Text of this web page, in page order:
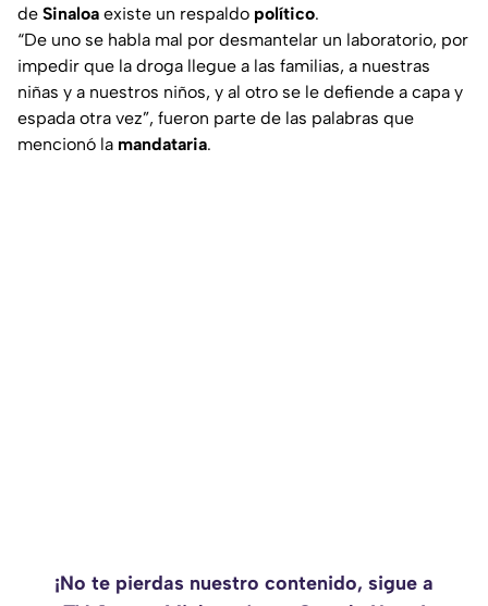
de Sinaloa existe un respaldo político.
“De uno se habla mal por desmantelar un laboratorio, por
impedir que la droga llegue a las familias, a nuestras
niñas y a nuestros niños, y al otro se le defiende a capa y
espada otra vez”, fueron parte de las palabras que
mencionó la mandataria.
¡No te pierdas nuestro contenido, sigue a